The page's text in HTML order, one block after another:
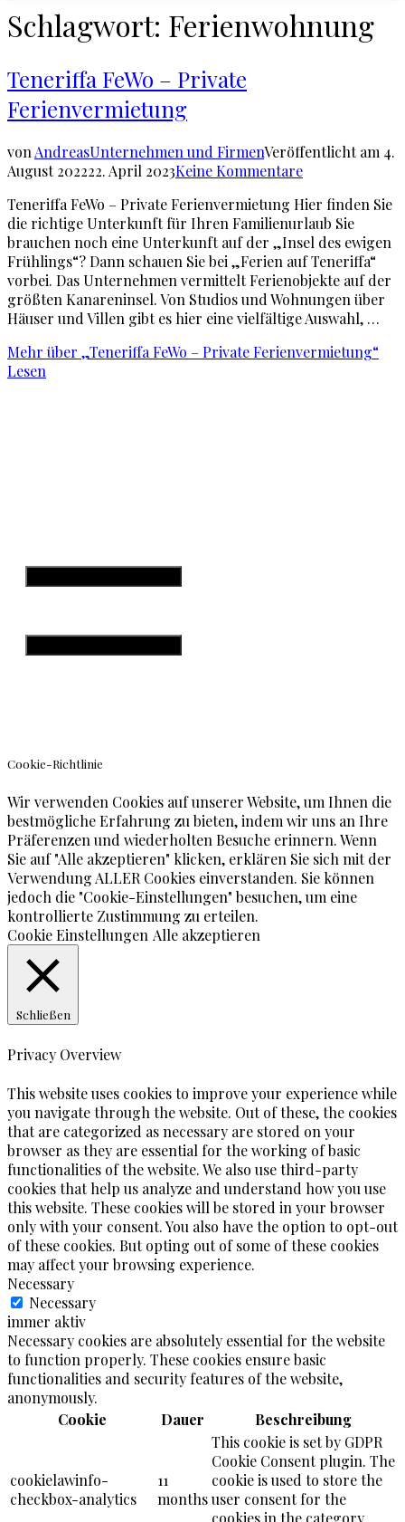
Schlagwort: Ferienwohnung
Teneriffa FeWo – Private
Ferienvermietung
von AndreasUnternehmen und FirmenVeröffentlicht am 4.
August 202222. April 2023Keine Kommentare
Teneriffa FeWo – Private Ferienvermietung Hier finden Sie
die richtige Unterkunft für Ihren Familienurlaub Sie
brauchen noch eine Unterkunft auf der „Insel des ewigen
Frühlings“? Dann schauen Sie bei „Ferien auf Teneriffa“
vorbei. Das Unternehmen vermittelt Ferienobjekte auf der
größten Kanareninsel. Von Studios und Wohnungen über
Häuser und Villen gibt es hier eine vielfältige Auswahl, …
Mehr über „Teneriffa FeWo – Private Ferienvermietung“
Lesen
Cookie-Richtlinie
Wir verwenden Cookies auf unserer Website, um Ihnen die
bestmögliche Erfahrung zu bieten, indem wir uns an Ihre
Präferenzen und wiederholten Besuche erinnern. Wenn
Sie auf "Alle akzeptieren" klicken, erklären Sie sich mit der
Verwendung ALLER Cookies einverstanden. Sie können
jedoch die "Cookie-Einstellungen" besuchen, um eine
kontrollierte Zustimmung zu erteilen.
Cookie Einstellungen Alle akzeptieren
Schließen
Privacy Overview
This website uses cookies to improve your experience while
you navigate through the website. Out of these, the cookies
that are categorized as necessary are stored on your
browser as they are essential for the working of basic
functionalities of the website. We also use third-party
cookies that help us analyze and understand how you use
this website. These cookies will be stored in your browser
only with your consent. You also have the option to opt-out
of these cookies. But opting out of some of these cookies
may affect your browsing experience.
Necessary
Necessary
immer aktiv
Necessary cookies are absolutely essential for the website
to function properly. These cookies ensure basic
functionalities and security features of the website,
anonymously.
Cookie
Dauer Beschreibung
cookielawinfo-
checkbox-analytics
11
months
This cookie is set by GDPR
Cookie Consent plugin. The
cookie is used to store the
user consent for the
cookies in the category